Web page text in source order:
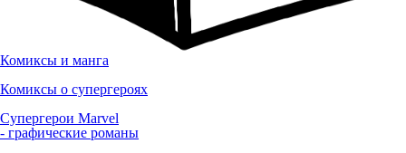
Комиксы и манга
Комиксы о супергероях
Супергерои Marvel
- графические романы